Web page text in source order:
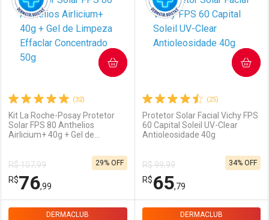
(32)
Kit La Roche-Posay Protetor
Solar FPS 80 Anthelios
Airlicium+ 40g + Gel de
R$ 107,99
R$76,99
29% OFF
COMPRAR
(25)
Protetor Solar Facial Vichy FPS
60 Capital Soleil UV-Clear
Antioleosidade 40g
R$ 99,99
R$65,79
34% OFF
COMPRAR
DERMACLUB BLACK FRIDAY LOREAL
DERMACLUB